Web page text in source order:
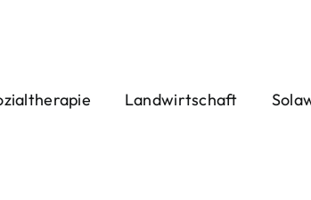
Landwirtschaft